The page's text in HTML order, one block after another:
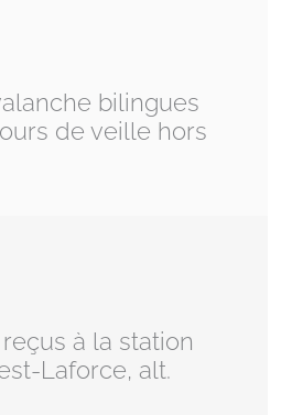
bilingues
de veille hors
à la station
Laforce, alt.